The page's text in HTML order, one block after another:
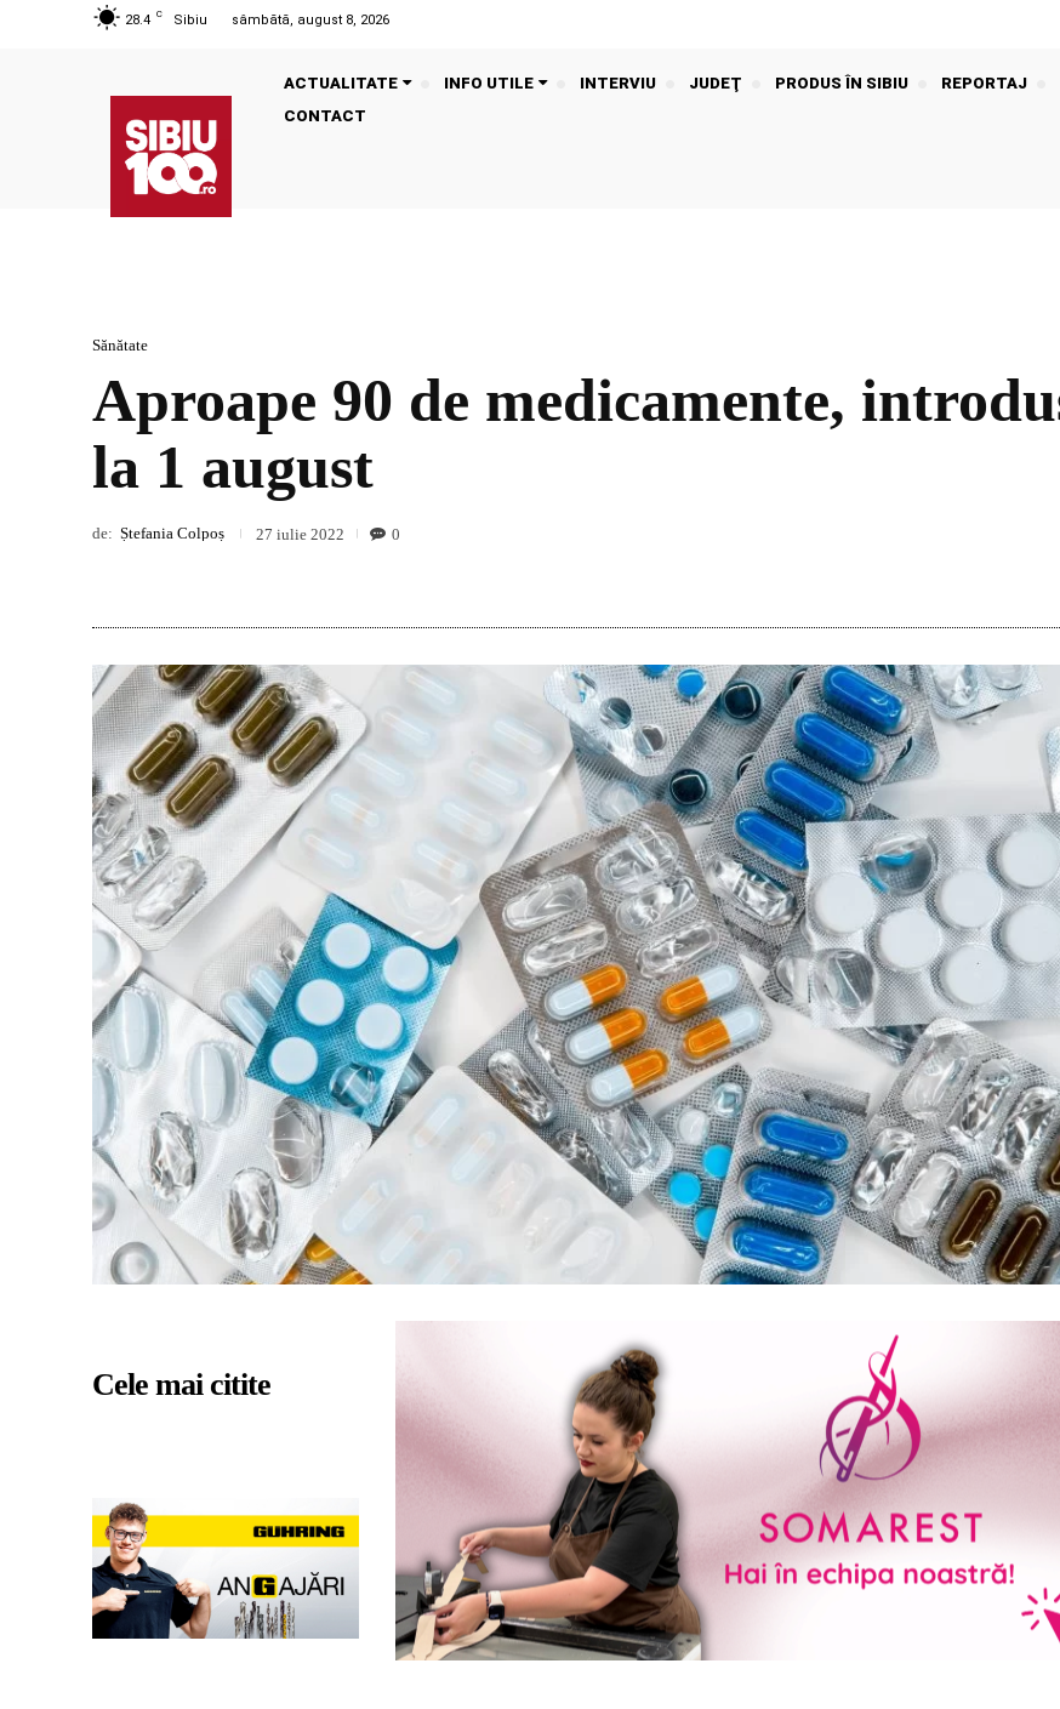
28.4 C Sibiu sâmbătă, august 8, 2026
ACTUALITATE INFO UTILE INTERVIU JUDEŢ PRODUS ÎN SIBIU REPORTAJ
CONTACT
Sănătate
Aproape 90 de medicamente,
la 1 august
de: Ștefania Colpoș 27 iulie 2022 0
Cele mai citite